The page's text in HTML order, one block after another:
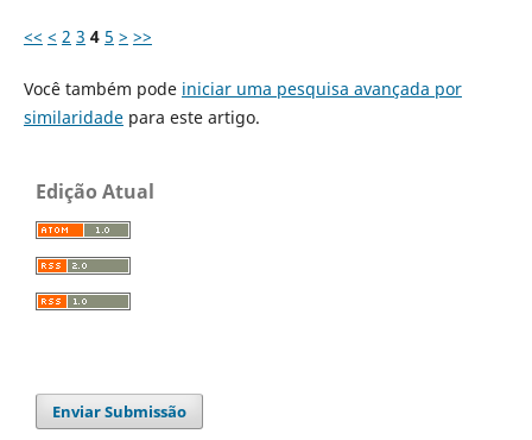
<< < 2 3 4 5 > >>
Você também pode iniciar uma pesquisa avançada por
similaridadepara este artigo.
Edição Atual
Enviar Submissão